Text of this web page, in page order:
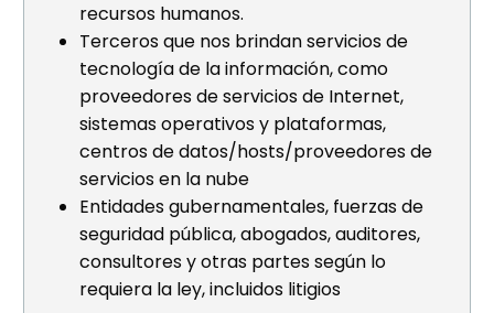
recursos humanos.
Terceros que nos brindan servicios de
tecnología de la información, como
proveedores de servicios de Internet,
sistemas operativos y plataformas,
centros de datos/hosts/proveedores de
servicios en la nube
Entidades gubernamentales, fuerzas de
seguridad pública, abogados, auditores,
consultores y otras partes según lo
requiera la ley, incluidos litigios